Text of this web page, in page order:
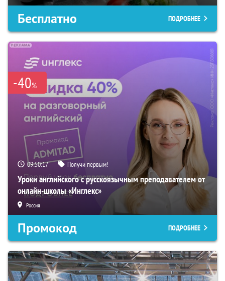
Бесплатно ПОДРОБНЕЕ
-40%
09:50:16 Получи первым!
Уроки английского с русскоязычным преподавателем от
онлайн-школы «Инглекс»
Россия
Промокод ПОДРОБНЕЕ